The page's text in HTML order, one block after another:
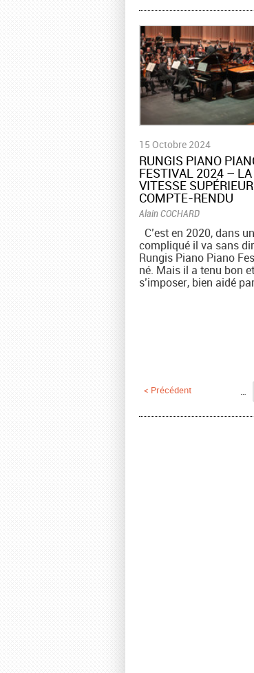
15 Octobre 2024
RUNGIS PIANO
FESTIVAL 2024 – LA
VITESSE
COMPTE-RENDU
Alain COCHARD
C’est en 2020, dans
compliqué il va sans
Rungis Piano Piano
né. Mais il a tenu bon
s’imposer, bien aidé
< Précédent